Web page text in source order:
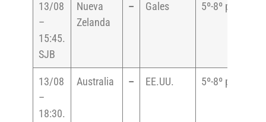
13/08
–
15:45.
SJB
Nueva
Zelanda
– Gales 5º-8º puesto
13/08
–
18:30.
Australia – EE.UU. 5º-8º puesto